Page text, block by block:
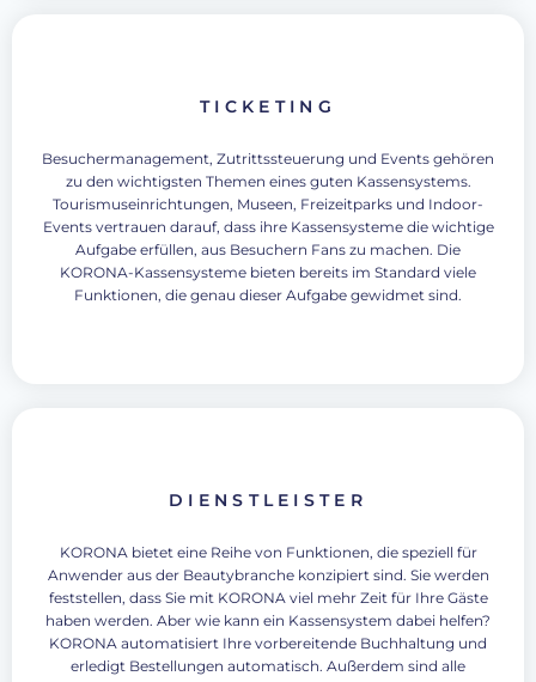
TICKETING
Besuchermanagement, Zutrittssteuerung und Events gehören
zu den wichtigsten Themen eines guten Kassensystems.
Tourismuseinrichtungen, Museen, Freizeitparks und Indoor-
Events vertrauen darauf, dass ihre Kassensysteme die wichtige
Aufgabe erfüllen, aus Besuchern Fans zu machen. Die
KORONA-Kassensysteme bieten bereits im Standard viele
Funktionen, die genau dieser Aufgabe gewidmet sind.
DIENSTLEISTER
KORONA bietet eine Reihe von Funktionen, die speziell für
Anwender aus der Beautybranche konzipiert sind. Sie werden
feststellen, dass Sie mit KORONA viel mehr Zeit für Ihre Gäste
haben werden. Aber wie kann ein Kassensystem dabei helfen?
KORONA automatisiert Ihre vorbereitende Buchhaltung und
erledigt Bestellungen automatisch. Außerdem sind alle